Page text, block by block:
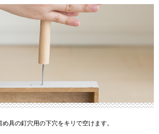
具の釘穴用の下穴をキリで空けます。